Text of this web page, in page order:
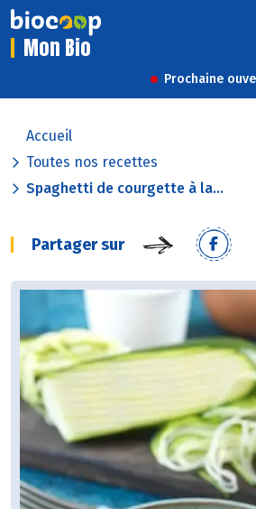
Mon Bio
Prochaine
Accueil
Toutes nos recettes
Spaghetti de courgette à la...
Partager sur